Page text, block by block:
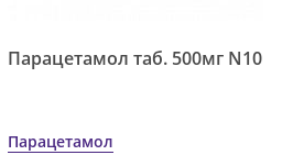
Парацетамол таб. 500мг N10
Парацетамол